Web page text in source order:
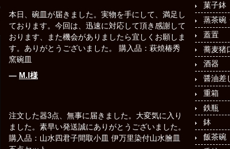
菓子鉢
蒸茶碗
蓋置
蕎麦猪
酒器
醤油差
重箱
鉄瓶
鉢
飯茶碗
本日、碗皿が届きました。実物を手にして、満足し
ております。今回は、迅速に対応して頂き感謝して
おります、また機会がありましたら宜しくお願しま
す。ありがとうございました。 購入品：萩焼椿秀
窯碗皿
― M.I様
注文した器3点、無事に届きました。大変気に入り
ました。素早い発送誠にありがとうございました。
購入品：山水四君子間取小皿 伊万里染付山水膾皿